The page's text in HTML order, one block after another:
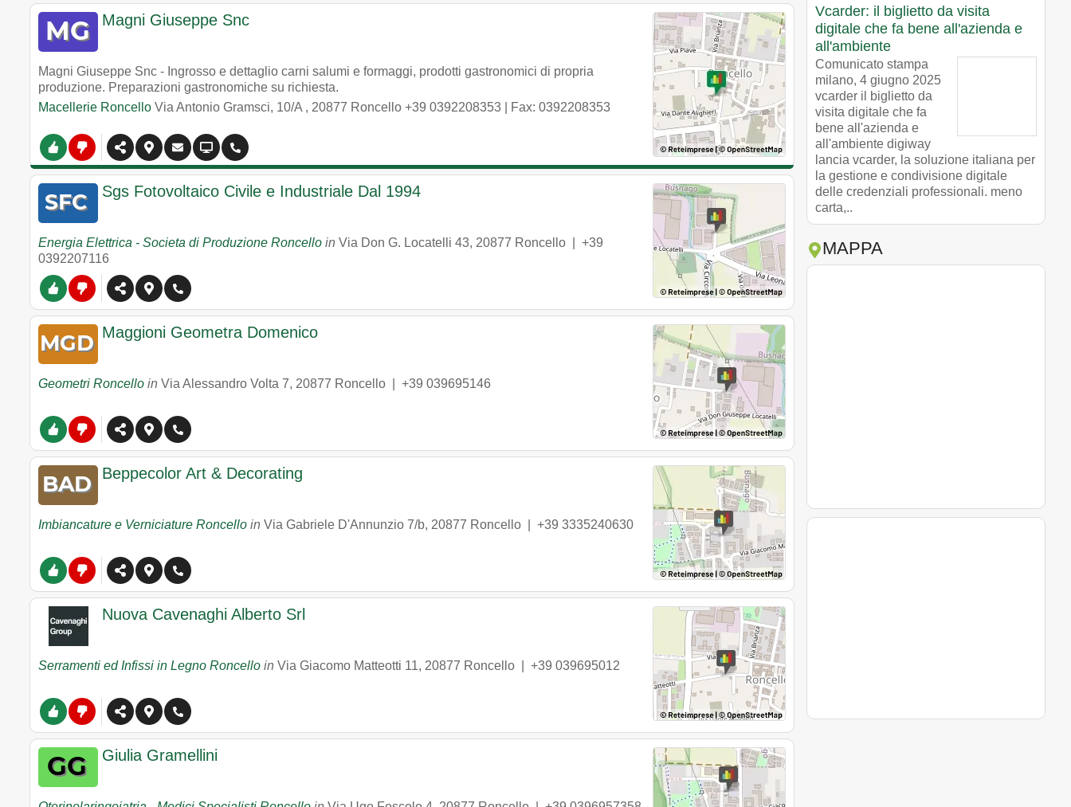
Magni Giuseppe Snc
Magni Giuseppe Snc - Ingrosso e dettaglio carni salumi e formaggi, prodotti gastronomici di propria
produzione. Preparazioni gastronomiche su richiesta.
Macellerie Roncello Via Antonio Gramsci, 10/A , 20877 Roncello +39 0392208353 | Fax: 0392208353
Sgs Fotovoltaico Civile e Industriale Dal 1994
Energia Elettrica - Societa di Produzione Roncello in Via Don G. Locatelli 43, 20877 Roncello
+39
0392207116
Maggioni Geometra Domenico
Geometri Roncello in Via Alessandro Volta 7, 20877 Roncello +39 039695146
Beppecolor Art & Decorating
Imbiancature e Verniciature Roncello in Via Gabriele D'Annunzio 7/b, 20877 Roncello +39 3335240630
Nuova Cavenaghi Alberto Srl
Serramenti ed Infissi in Legno Roncello in Via Giacomo Matteotti 11, 20877 Roncello +39 039695012
Giulia Gramellini
Vcarder: il biglietto da visita
digitale che fa bene all'azienda e
all'ambiente
Comunicato stampa
milano, 4 giugno 2025
vcarder il biglietto da
visita digitale che fa
bene all'azienda e
all'ambiente digiway
lancia vcarder, la soluzione italiana per
la gestione e condivisione digitale
delle credenziali professionali. meno
carta,..
MAPPA